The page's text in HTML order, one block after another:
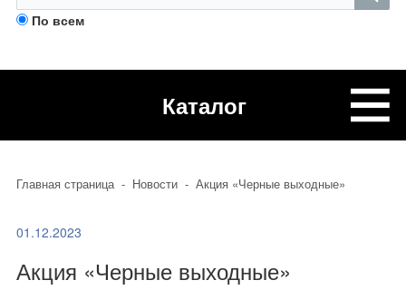
По всем
Каталог
Главная страница - Новости - Акция «Черные выходные»
01.12.2023
Акция «Черные выходные»